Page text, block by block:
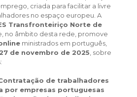
criada para facilitar a livre
no espaço europeu. A
Transfronteiriço Norte de
no âmbito desta rede, promove
ministrados em português,
de novembro de 2025 , sobre
de trabalhadores
por empresas portuguesas